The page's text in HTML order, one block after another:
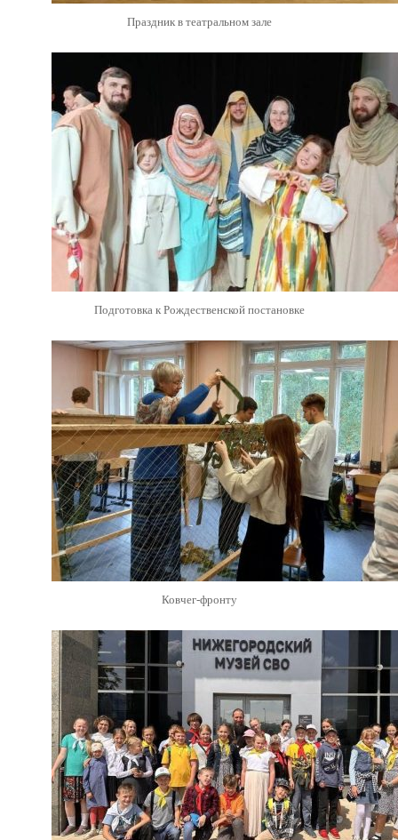
Праздник в театральном зале
Подготовка к Рождественской постановке
Ковчег-фронту